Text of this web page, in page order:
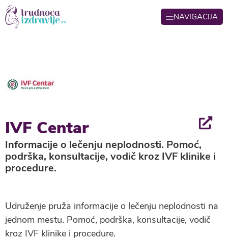
NAVIGACIJA
IVF Centar
Informacije o lečenju neplodnosti. Pomoć,
podrška, konsultacije, vodič kroz IVF klinike i
procedure.
Udruženje pruža informacije o lečenju neplodnosti na
jednom mestu. Pomoć, podrška, konsultacije, vodič
kroz IVF klinike i procedure.